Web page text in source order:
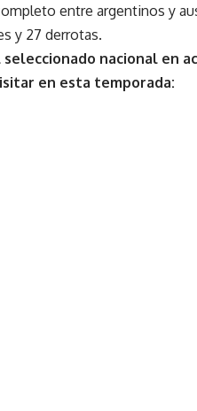
entre argentinos y
y 27 derrotas.
nacional en
en esta temporada: